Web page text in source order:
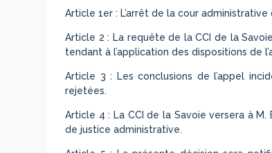
Article 1er : L’arrêt de la cour
Article 2 : La requête de la CCI de la
tendant à l’application des dispositions de
Article 3 : Les conclusions de l’appel
rejetées.
Article 4 : La CCI de la Savoie versera à
de justice administrative.